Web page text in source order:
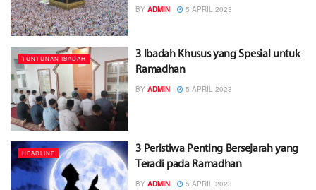
BY ADMIN 5 APRIL 2023
TUNTUNAN IBADAH
3 Ibadah Khusus yang Spesial untuk
Ramadhan
BY ADMIN 5 APRIL 2023
HEADLINE
3 Peristiwa Penting Bersejarah yang
Teradi pada Ramadhan
BY ADMIN 5 APRIL 2023